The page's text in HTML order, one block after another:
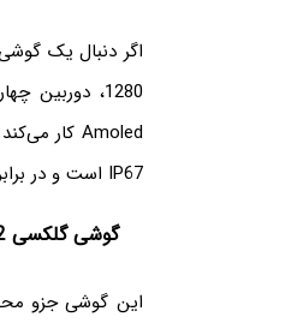
IP67 است و در برابر آب و گرد و غبار مقاوم است.
گوشی گلکسی M32 سامسونگ